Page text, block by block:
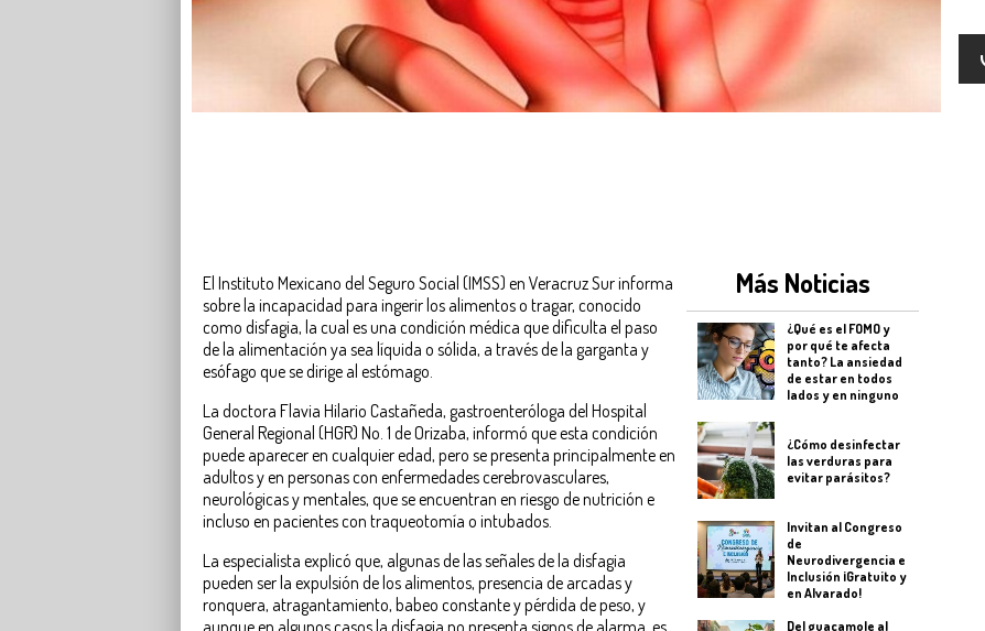
El Instituto Mexicano del Seguro Social (IMSS) en Veracruz Sur informa
sobre la incapacidad para ingerir los alimentos o tragar, conocido
como disfagia, la cual es una condición médica que dificulta el paso
de la alimentación ya sea líquida o sólida, a través de la garganta y
esófago que se dirige al estómago.
La doctora Flavia Hilario Castañeda, gastroenteróloga del Hospital
General Regional (HGR) No. 1 de Orizaba, informó que esta condición
puede aparecer en cualquier edad, pero se presenta principalmente en
adultos y en personas con enfermedades cerebrovasculares,
neurológicas y mentales, que se encuentran en riesgo de nutrición e
incluso en pacientes con traqueotomía o intubados.
La especialista explicó que, algunas de las señales de la disfagia
pueden ser la expulsión de los alimentos, presencia de arcadas y
ronquera, atragantamiento, babeo constante y pérdida de peso, y
aunque en algunos casos la disfagia no presenta signos de alarma, es
Más Noticias
¿Qué es el FOMO y
por qué te afecta
tanto? La ansiedad
de estar en todos
lados y en ninguno
¿Cómo desinfectar
las verduras para
evitar parásitos?
Invitan al Congreso
de
Neurodivergencia e
Inclusión ¡Gratuito y
en Alvarado!
Del guacamole al